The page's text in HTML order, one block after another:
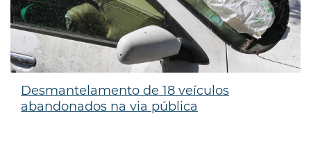
Desmantelamento de 18 veículos
abandonados na via pública